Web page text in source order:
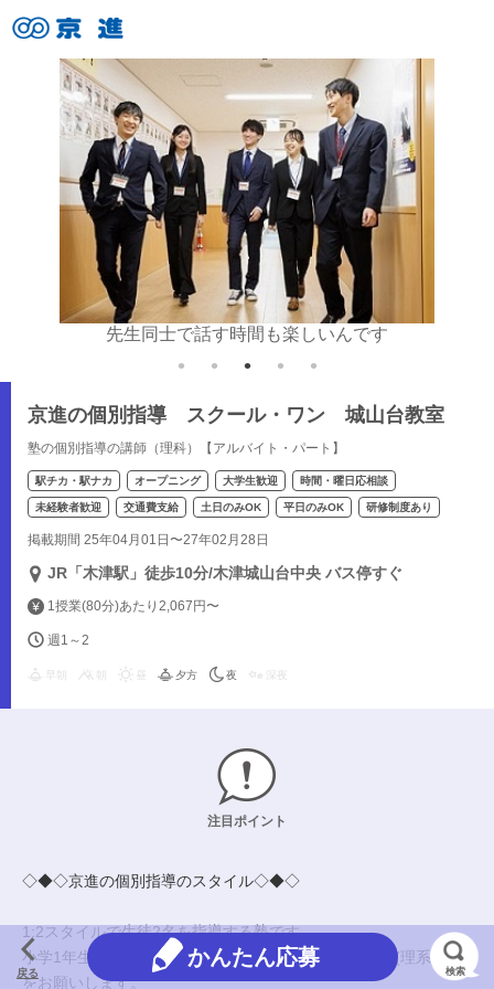
先生同士で話す時間も楽しいんです
京進の個別指導 スクール・ワン 城山台教室
塾の個別指導の講師（理科）【アルバイト・パート】
駅チカ・駅ナカ オープニング 大学生歓迎 時間・曜日応相談
未経験者歓迎 交通費支給 土日のみOK 平日のみOK 研修制度あり
掲載期間 25年04月01日〜27年02月28日
JR「木津駅」徒歩10分/木津城山台中央 バス停すぐ
1授業(80分)あたり2,067円〜
週1～2
夕方 夜 深夜
注目ポイント
◇◆◇京進の個別指導のスタイル◇◆◇
1:2スタイルで生徒2名を指導する塾です。
小学1年生～高校3年生にあなたの得意な算・数・理科(理系)科目
をお願いします。
戻る
かんたん応募
検索